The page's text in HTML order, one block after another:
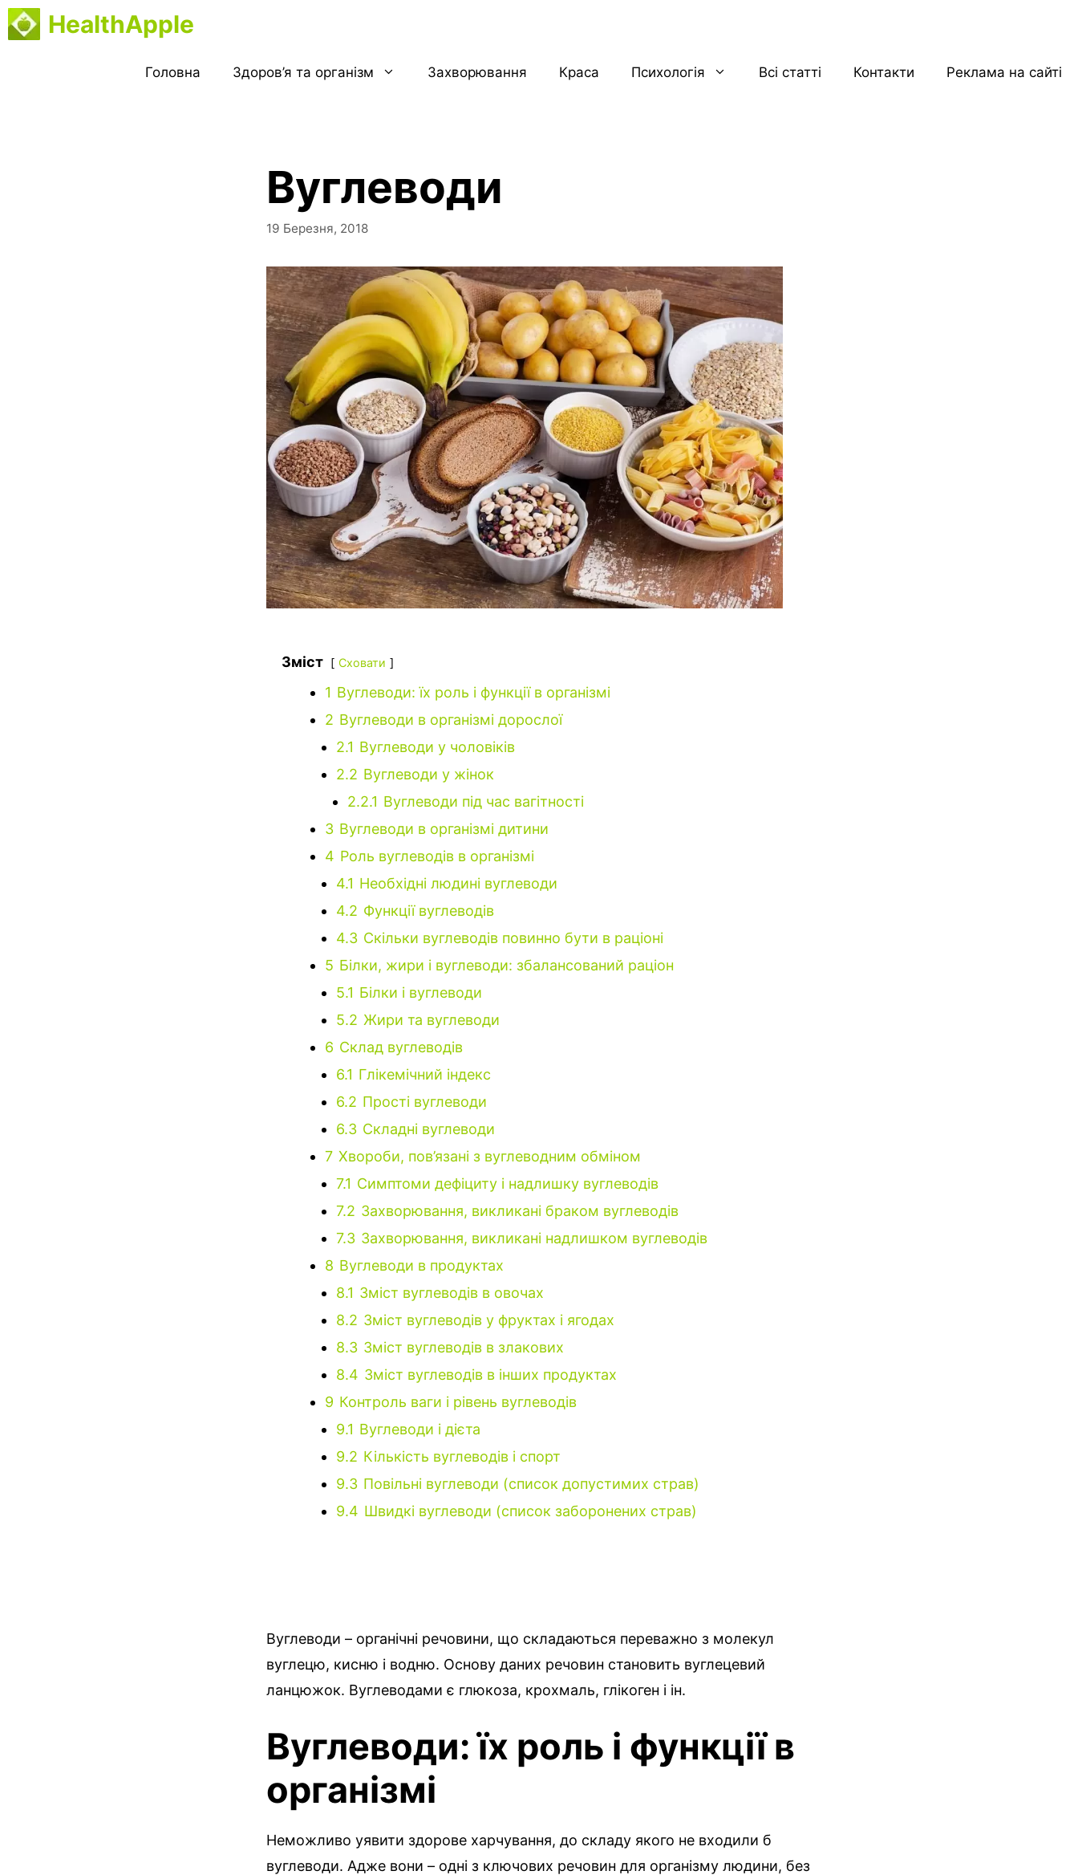
Перейти
до
HealthApple
Головна Здоров’я та організм Захворювання Краса Психологія Всі статті Контакти Реклама на сайті
Вуглеводи
19 Березня, 2018
Зміст Сховати
1 Вуглеводи: їх роль і функції в організмі
2 Вуглеводи в організмі дорослої
2.1 Вуглеводи у чоловіків
2.2 Вуглеводи у жінок
2.2.1 Вуглеводи під час вагітності
3 Вуглеводи в організмі дитини
4 Роль вуглеводів в організмі
4.1 Необхідні людині вуглеводи
4.2 Функції вуглеводів
4.3 Скільки вуглеводів повинно бути в раціоні
5 Білки, жири і вуглеводи: збалансований раціон
5.1 Білки і вуглеводи
5.2 Жири та вуглеводи
6 Склад вуглеводів
6.1 Глікемічний індекс
6.2 Прості вуглеводи
6.3 Складні вуглеводи
7 Хвороби, пов’язані з вуглеводним обміном
7.1 Симптоми дефіциту і надлишку вуглеводів
7.2 Захворювання, викликані браком вуглеводів
7.3 Захворювання, викликані надлишком вуглеводів
8 Вуглеводи в продуктах
8.1 Зміст вуглеводів в овочах
8.2 Зміст вуглеводів у фруктах і ягодах
8.3 Зміст вуглеводів в злакових
8.4 Зміст вуглеводів в інших продуктах
9 Контроль ваги і рівень вуглеводів
9.1 Вуглеводи і дієта
9.2 Кількість вуглеводів і спорт
9.3 Повільні вуглеводи (список допустимих страв)
9.4 Швидкі вуглеводи (список заборонених страв)
Вуглеводи – органічні речовини, що складаються переважно з молекул
вуглецю, кисню і водню. Основу даних речовин становить вуглецевий
ланцюжок. Вуглеводами є глюкоза, крохмаль, глікоген і ін.
Вуглеводи: їх роль і функції в
організмі
Неможливо уявити здорове харчування, до складу якого не входили б
вуглеводи. Адже вони – одні з ключових речовин для організму людини, без